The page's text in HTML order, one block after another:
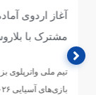
آغاز اردوی
مشترک با بلاروس
تیم ملی واترپلوی
بازی‌های آسیایی ۲۰۲۶ ناگویا، اردوی خود را در…